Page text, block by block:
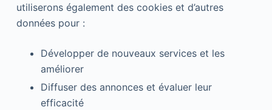
utiliserons également des cookies et d’autres
données pour :
Développer de nouveaux services et les
améliorer
Diffuser des annonces et évaluer leur
efficacité